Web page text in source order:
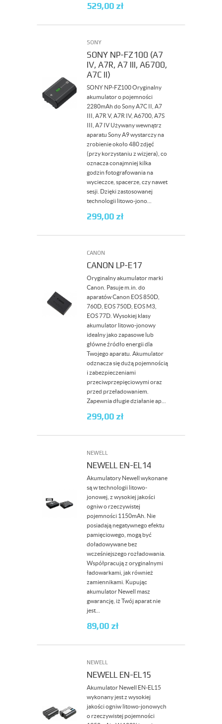
529,00 zł
SONY
SONY NP-FZ100 (A7
IV, A7R, A7 III, A6700,
A7C II)
SONY NP-FZ100 Oryginalny
akumulator o pojemności
2280mAh do Sony A7C II, A7
III, A7R V, A7R IV, A6700, A7S
III, A7 IV Używany wewnątrz
aparatu Sony A9 wystarczy na
zrobienie około 480 zdjęć
(przy korzystaniu z wizjera), co
oznacza conajmniej kilka
godzin fotografowania na
wycieczce, spacerze, czy nawet
sesji. Dzięki zastosowanej
technologii litowo-jono...
299,00 zł
CANON
CANON LP-E17
Oryginalny akumulator marki
Canon. Pasuje m.in. do
aparatów Canon EOS 850D,
760D, EOS 750D, EOS M3,
EOS 77D. Wysokiej klasy
akumulator litowo-jonowy
idealny jako zapasowe lub
główne źródło energii dla
Twojego aparatu. Akumulator
odznacza się dużą pojemnością
i zabezpieczeniami
przeciwprzepięciowymi oraz
przed przeładowaniem.
Zapewnia długie działanie ap...
299,00 zł
NEWELL
NEWELL EN-EL14
Akumulatory Newell wykonane
są w technologii litowo-
jonowej, z wysokiej jakości
ogniw o rzeczywistej
pojemności 1150mAh. Nie
posiadają negatywnego efektu
pamięciowego, mogą być
doładowywane bez
wcześniejszego rozładowania.
Współpracują z oryginalnymi
ładowarkami, jak również
zamiennikami. Kupując
akumulator Newell masz
gwarancję, iż Twój aparat nie
jest...
89,00 zł
NEWELL
NEWELL EN-EL15
Akumulator Newell EN-EL15
wykonany jest z wysokiej
jakości ogniw litowo-jonowych
o rzeczywistej pojemności